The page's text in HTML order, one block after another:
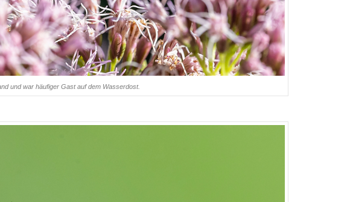
und war häufiger Gast auf dem Wasserdost.